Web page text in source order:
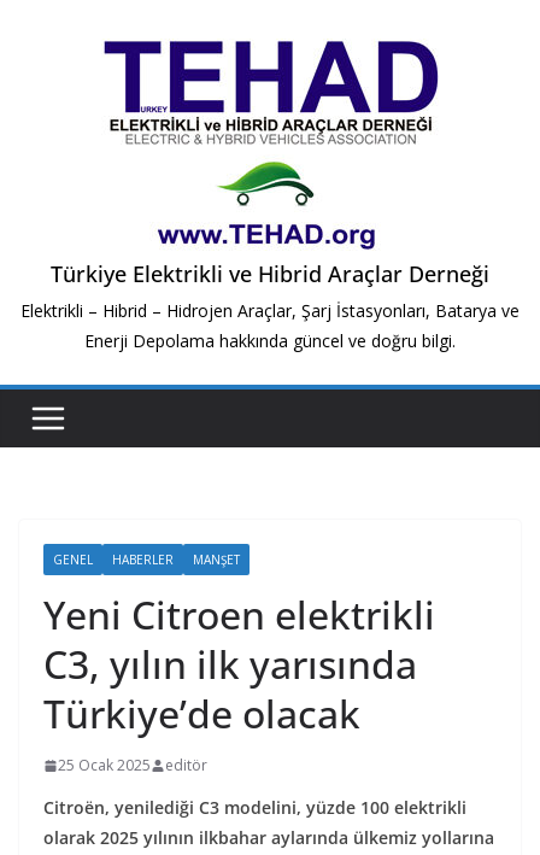
Türkiye Elektrikli ve Hibrid Araçlar Derneği
Elektrikli – Hibrid – Hidrojen Araçlar, Şarj İstasyonları, Batarya ve
Enerji Depolama hakkında güncel ve doğru bilgi.
GENEL HABERLER MANŞET
Yeni Citroen elektrikli
C3, yılın ilk yarısında
Türkiye’de olacak
25 Ocak 2025 editör
Citroën, yenilediği C3 modelini, yüzde 100 elektrikli
olarak 2025 yılının ilkbahar aylarında ülkemiz yollarına